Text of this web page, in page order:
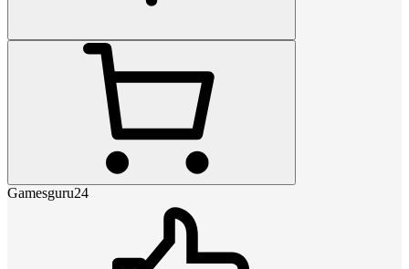
Gamesguru24